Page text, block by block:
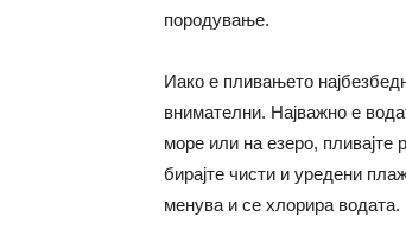
породување.
Иако е пливањето
внимателни. Најважно е
море или на езеро, пливајте
бирајте чисти и уредени
менува и се хлорира водата.